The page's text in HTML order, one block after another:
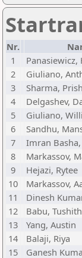
Nr.
1
Panasiewicz,
2
Giuliano,
3
Sharma,
4
Delgashev,
5
Giuliano,
6
Sandhu,
7
Imran
8
Markassov,
9
Hejazi, Rytee
10
Markassov,
11
Dinesh
12
Babu,
13
Yang, Austin
14
Balaji, Riya
15
Ganesh